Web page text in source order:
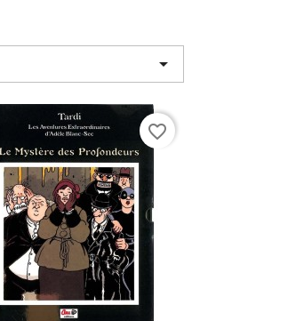

favorite_border